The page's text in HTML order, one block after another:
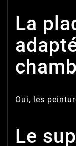
La
Oui, les
Le